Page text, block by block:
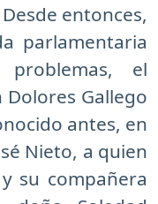
entonces,
parlamentaria
problemas, el
Gallego
antes, en
Nieto, a quien
su compañera